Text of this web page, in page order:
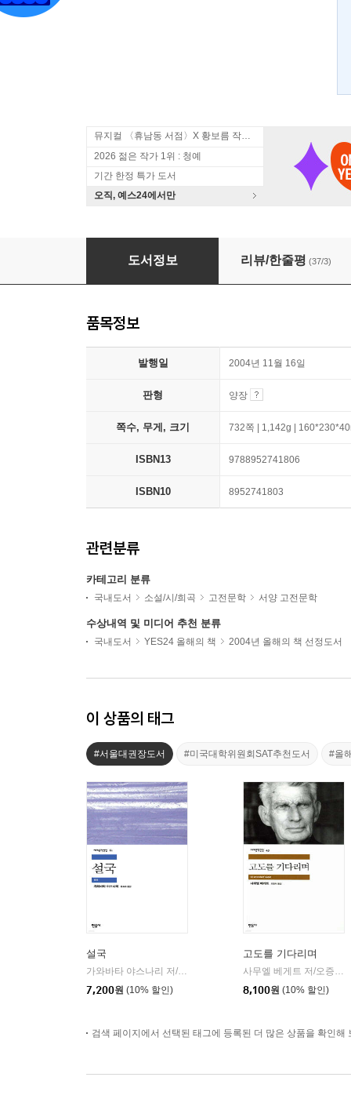
뮤지컬 〈휴남동 서점〉X 황보름 작가 북토크
2026 젊은 작가 1위 : 청예
기간 한정 특가 도서
오직, 예스24에서만
돈키호테
도서정보 리뷰/한줄평 (37/3)
품목정보
발행일 2004년 11월 16일
판형 양장
쪽수, 무게, 크기 732쪽 | 1,142g |
ISBN13 9788952741806
ISBN10 8952741803
관련분류
카테고리 분류
국내도서 소설/시/희곡 고전문학 서양 고전문학
수상내역 및 미디어 추천 분류
국내도서 YES24 올해의 책 2004년 올해의 책 선정도서
이 상품의 태그
#서울대권장도서 #미국대학위원회SAT추천도서 #올
설국
가와바타 야스나리 저/유숙자 역
민음사
7,200원 (10% 할인)
고도를 기다리며
사무엘 베게트 저/오증자 역
8,100원 (10% 할인)
검색 페이지에서 선택된 태그에 등록된 더 많은 상품을 확인해